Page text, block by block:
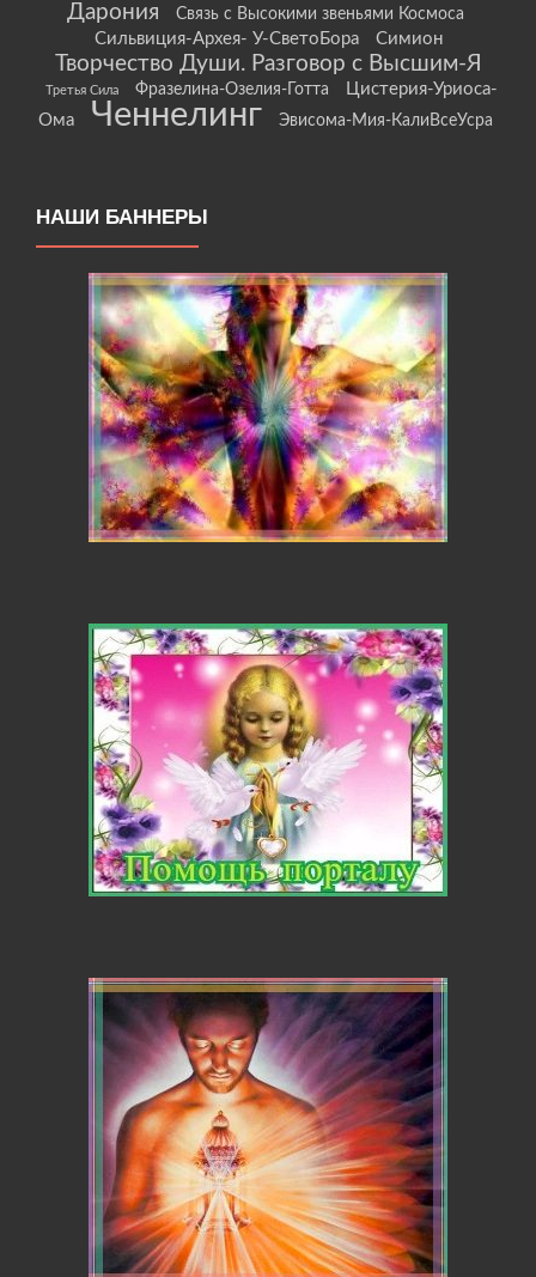
Дарония
Связь с Высокими звеньями Космоса
Сильвиция-Архея- У-СветоБора Симион
Творчество Души. Разговор с Высшим-Я
Третья Сила Фразелина-Озелия-Готта
Цистерия-Уриоса-
Ома
Ченнелинг Эвисома-Мия-КалиВсеУсра
НАШИ БАННЕРЫ